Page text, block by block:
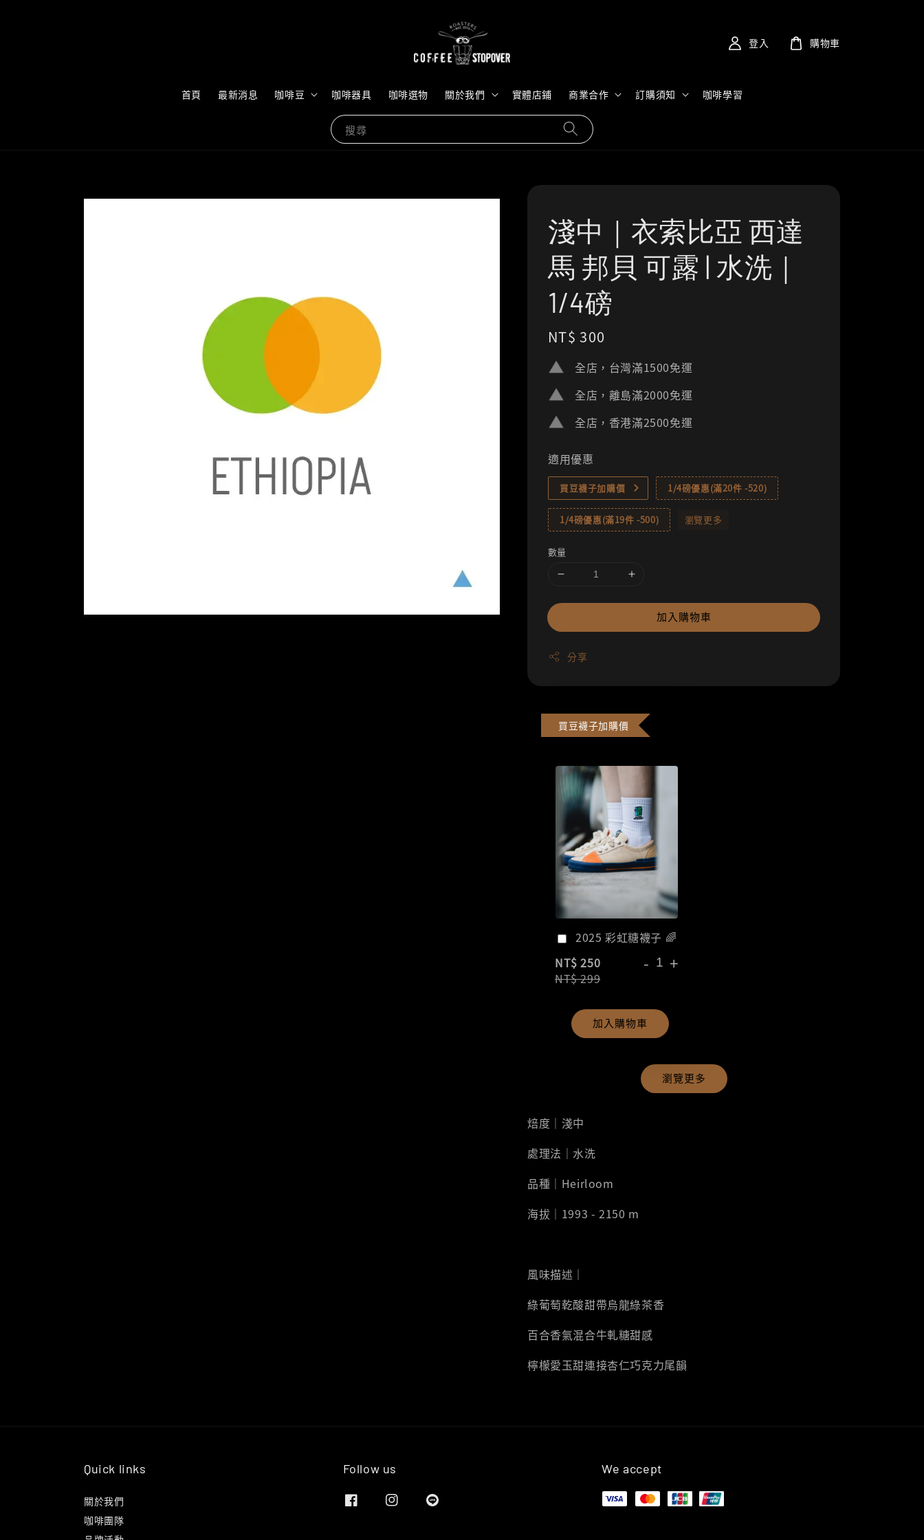
搜尋
首頁 最新消息 咖啡豆 咖啡器具 咖啡選物 關於我們 實體店鋪 商業合作 訂購須知 咖啡學習
登入 購物車
淺中｜衣索比亞 西達
馬 邦貝 可露 | 水洗｜
1/4磅
Regular
price
NT$ 300
全店，台灣滿1500免運
全店，離島滿2000免運
全店，香港滿2500免運
適用優惠
買豆襪子加購價 1/4磅優惠(滿20件 -520)
1/4磅優惠(滿19件 -500) 瀏覽更多
數量
加入購物車
分享
買豆襪子加購價
2025 彩虹糖襪子 🌈
NT$ 250
NT$ 299
- +
加入購物車
瀏覽更多
焙度｜淺中
處理法｜水洗
品種｜Heirloom
海拔｜1993 - 2150 m
風味描述｜
綠葡萄乾酸甜帶烏龍綠茶香
百合香氣混合牛軋糖甜感
檸檬愛玉甜連接杏仁巧克力尾韻
Quick links
關於我們
咖啡團隊
Follow us We accept